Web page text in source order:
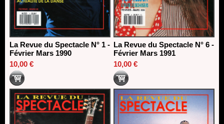
La Revue du Spectacle N° 1 -
Février Mars 1990
10,00 €
La Revue du Spectacle N° 6 -
Février Mars 1991
10,00 €